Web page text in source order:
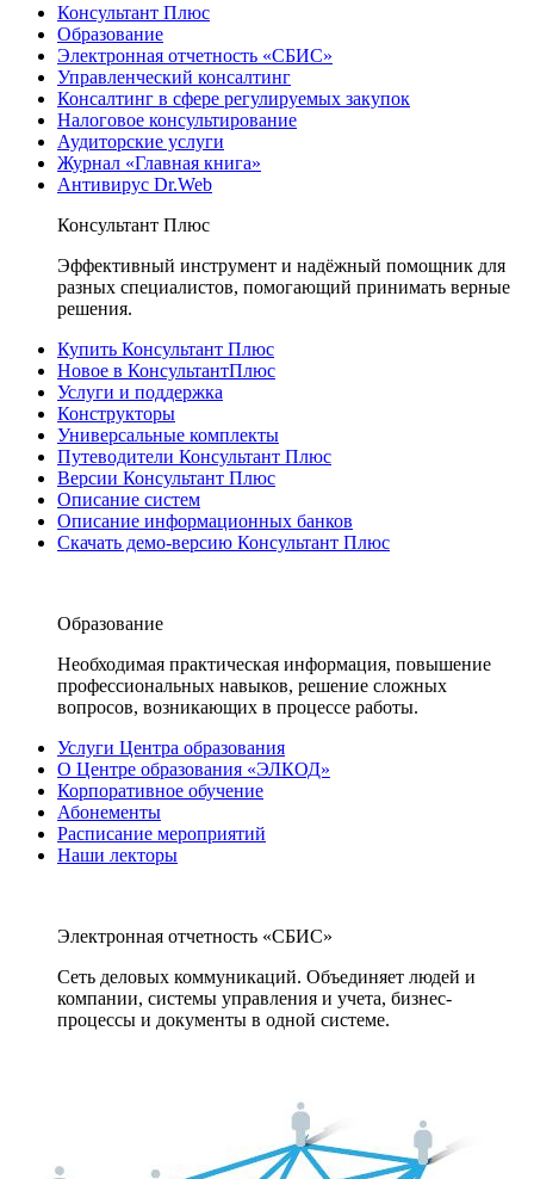
Консультант Плюс
Образование
Электронная отчетность «СБИС»
Управленческий консалтинг
Консалтинг в сфере регулируемых закупок
Налоговое консультирование
Аудиторские услуги
Журнал «Главная книга»
Антивирус Dr.Web
Консультант Плюс
Эффективный инструмент и надёжный помощник для
разных специалистов, помогающий принимать верные
решения.
Купить Консультант Плюс
Новое в КонсультантПлюс
Услуги и поддержка
Конструкторы
Универсальные комплекты
Путеводители Консультант Плюс
Версии Консультант Плюс
Описание систем
Описание информационных банков
Скачать демо-версию Консультант Плюс
Образование
Необходимая практическая информация, повышение
профессиональных навыков, решение сложных
вопросов, возникающих в процессе работы.
Услуги Центра образования
О Центре образования «ЭЛКОД»
Корпоративное обучение
Абонементы
Расписание мероприятий
Наши лекторы
Электронная отчетность «СБИС»
Сеть деловых коммуникаций. Объединяет людей и
компании, системы управления и учета, бизнес-
процессы и документы в одной системе.